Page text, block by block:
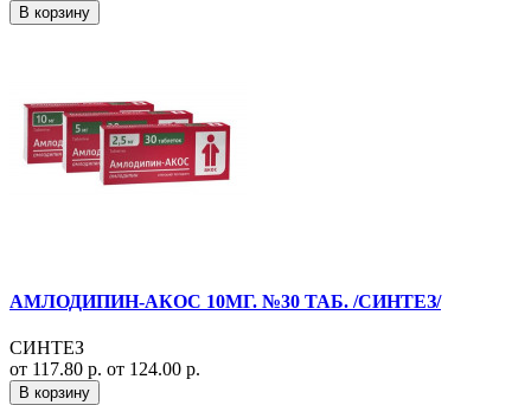
В корзину
АМЛОДИПИН-АКОС 10МГ. №30 ТАБ. /СИНТЕЗ/
СИНТЕЗ
от 117.80 р. от 124.00 р.
В корзину